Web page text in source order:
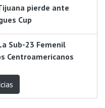
pierde ante
Cup
Sub-23 Femenil
Centroamericanos